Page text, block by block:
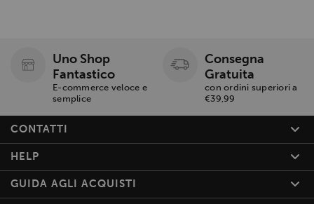
Uno Shop
Fantastico
E-commerce veloce e
semplice
Consegna
Gratuita
con ordini superiori a
€39,99
CONTATTI
HELP
GUIDA AGLI ACQUISTI